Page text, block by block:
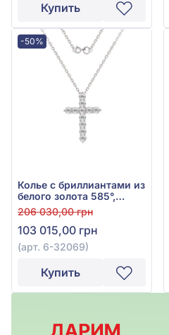
Купить
-50%
Колье с бриллиантами из
белого золота 585°,
Бриллиант 0,88ct, арт. 6-
32069
206 030,00 грн
103 015,00 грн
(арт. 6-32069)
Купить